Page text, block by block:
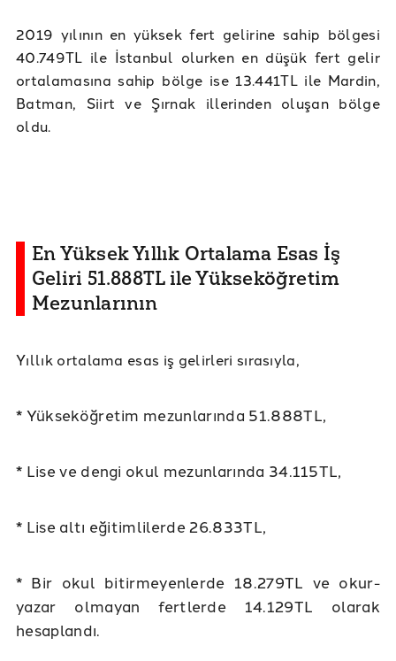
2019 yılının en yüksek fert gelirine sahip bölgesi
40.749TL ile İstanbul olurken en düşük fert gelir
ortalamasına sahip bölge ise 13.441TL ile Mardin,
Batman, Siirt ve Şırnak illerinden oluşan bölge
oldu.
En Yüksek Yıllık Ortalama Esas İş
Geliri 51.888TL ile Yükseköğretim
Mezunlarının
Yıllık ortalama esas iş gelirleri sırasıyla,
* Yükseköğretim mezunlarında 51.888TL,
* Lise ve dengi okul mezunlarında 34.115TL,
* Lise altı eğitimlilerde 26.833TL,
* Bir okul bitirmeyenlerde 18.279TL ve okur-
yazar olmayan fertlerde 14.129TL olarak
hesaplandı.